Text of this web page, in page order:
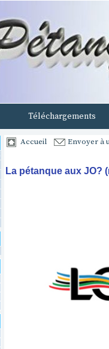
Téléchargements
Accueil Envoyer à
La pétanque aux JO?